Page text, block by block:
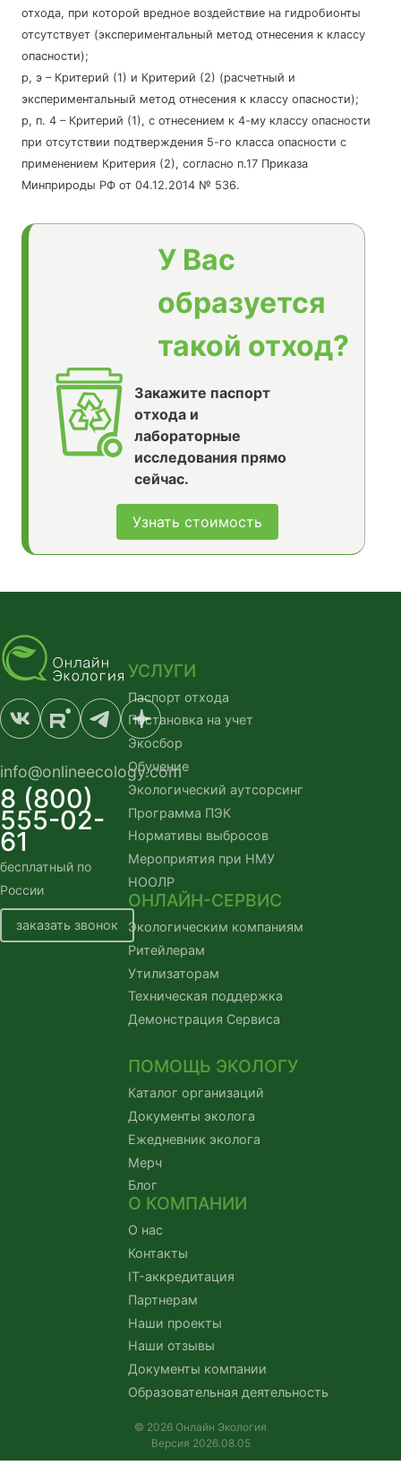
отхода, при которой вредное воздействие на гидробионты
отсутствует (экспериментальный метод отнесения к классу
опасности);
р, э – Критерий (1) и Критерий (2) (расчетный и
экспериментальный метод отнесения к классу опасности);
р, п. 4 – Критерий (1), с отнесением к 4-му классу опасности
при отсутствии подтверждения 5-го класса опасности с
применением Критерия (2), согласно п.17 Приказа
Минприроды РФ от 04.12.2014 № 536.
У Вас
образуется
такой отход?
Закажите паспорт
отхода и
лабораторные
исследования прямо
сейчас.
Узнать стоимость
info@onlineecology.com
8 (800)
555-02-
61
бесплатный по
России
заказать звонок
УСЛУГИ
Паспорт отхода
Постановка на учет
Экосбор
Обучение
Экологический аутсорсинг
Программа ПЭК
Нормативы выбросов
Мероприятия при НМУ
НООЛР
ОНЛАЙН-СЕРВИС
Экологическим компаниям
Ритейлерам
Утилизаторам
Техническая поддержка
Демонстрация Сервиса
ПОМОЩЬ ЭКОЛОГУ
Каталог организаций
Документы эколога
Ежедневник эколога
Мерч
Блог
О КОМПАНИИ
О нас
Контакты
IT-аккредитация
Партнерам
Наши проекты
Наши отзывы
Документы компании
Образовательная деятельность
© 2026 Онлайн Экология
Версия 2026.08.05